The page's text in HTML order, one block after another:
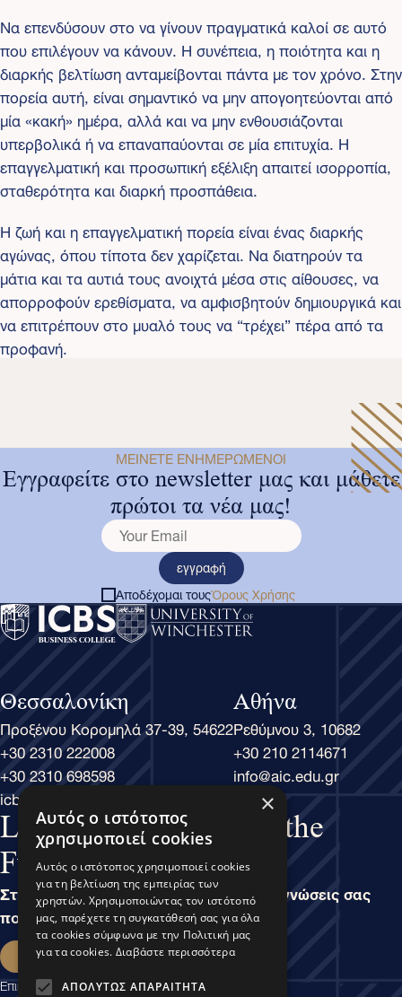
Να επενδύσουν στο να γίνουν πραγματικά καλοί σε αυτό
που επιλέγουν να κάνουν. Η συνέπεια, η ποιότητα και η
διαρκής βελτίωση ανταμείβονται πάντα με τον χρόνο. Στην
πορεία αυτή, είναι σημαντικό να μην απογοητεύονται από
μία «κακή» ημέρα, αλλά και να μην ενθουσιάζονται
υπερβολικά ή να επαναπαύονται σε μία επιτυχία. Η
επαγγελματική και προσωπική εξέλιξη απαιτεί ισορροπία,
σταθερότητα και διαρκή προσπάθεια.
Η ζωή και η επαγγελματική πορεία είναι ένας διαρκής
αγώνας, όπου τίποτα δεν χαρίζεται. Να διατηρούν τα
μάτια και τα αυτιά τους ανοιχτά μέσα στις αίθουσες, να
απορροφούν ερεθίσματα, να αμφισβητούν δημιουργικά και
να επιτρέπουν στο μυαλό τους να “τρέχει” πέρα από τα
προφανή.
ΜΕΊΝΕΤΕ ΕΝΗΜΕΡΩΜΈΝΟΙ
Εγγραφείτε στο newsletter μας και μάθετε
πρώτοι τα νέα μας!
εγγραφή
Αποδέχομαι τουςΌρους Χρήσης
Θεσσαλονίκη
Προξένου Κορομηλά 37-39, 54622
+30 2310 222008
+30 2310 698598
icbs@icbs.gr
Αθήνα
Ρεθύμνου 3, 10682
+30 210 2114671
info@aic.edu.gr
Learn Business, Lead the
Future
Στην άσκηση του Μάνατζμεντ, είναι οι γνώσεις σας
που καθορίζουν τις δυνατότητές σας.
Εκδήλωση ενδιαφέροντος
Επικοινωνία
×
Αυτός ο ιστότοπος
χρησιμοποιεί cookies
Αυτός ο ιστότοπος χρησιμοποιεί cookies
για τη βελτίωση της εμπειρίας των
χρηστών. Χρησιμοποιώντας τον ιστότοπό
μας, παρέχετε τη συγκατάθεσή σας για όλα
τα cookies σύμφωνα με την Πολιτική μας
για τα cookies. Διαβάστε περισσότερα
ΑΠΟΛΎΤΩΣ ΑΠΑΡΑΊΤΗΤΑ